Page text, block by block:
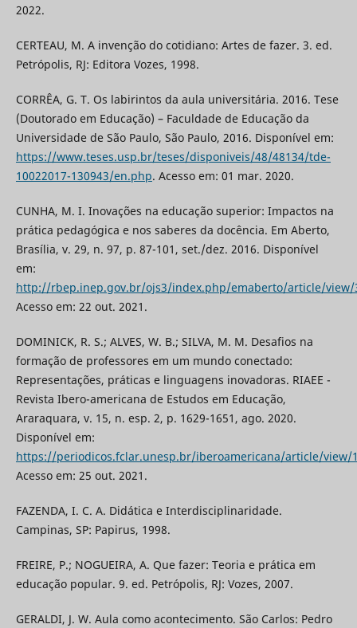
2022.
CERTEAU, M. A invenção do cotidiano: Artes de fazer. 3. ed.
Petrópolis, RJ: Editora Vozes, 1998.
CORRÊA, G. T. Os labirintos da aula universitária. 2016. Tese
(Doutorado em Educação) – Faculdade de Educação da
Universidade de São Paulo, São Paulo, 2016. Disponível em:
https://www.teses.usp.br/teses/disponiveis/48/48134/tde-
10022017-130943/en.php. Acesso em: 01 mar. 2020.
CUNHA, M. I. Inovações na educação superior: Impactos na
prática pedagógica e nos saberes da docência. Em Aberto,
Brasília, v. 29, n. 97, p. 87-101, set./dez. 2016. Disponível
em:
http://rbep.inep.gov.br/ojs3/index.php/emaberto/article/view/
Acesso em: 22 out. 2021.
DOMINICK, R. S.; ALVES, W. B.; SILVA, M. M. Desafios na
formação de professores em um mundo conectado:
Representações, práticas e linguagens inovadoras. RIAEE -
Revista Ibero-americana de Estudos em Educação,
Araraquara, v. 15, n. esp. 2, p. 1629-1651, ago. 2020.
Disponível em:
https://periodicos.fclar.unesp.br/iberoamericana/article/view/
Acesso em: 25 out. 2021.
FAZENDA, I. C. A. Didática e Interdisciplinaridade.
Campinas, SP: Papirus, 1998.
FREIRE, P.; NOGUEIRA, A. Que fazer: Teoria e prática em
educação popular. 9. ed. Petrópolis, RJ: Vozes, 2007.
GERALDI, J. W. Aula como acontecimento. São Carlos: Pedro